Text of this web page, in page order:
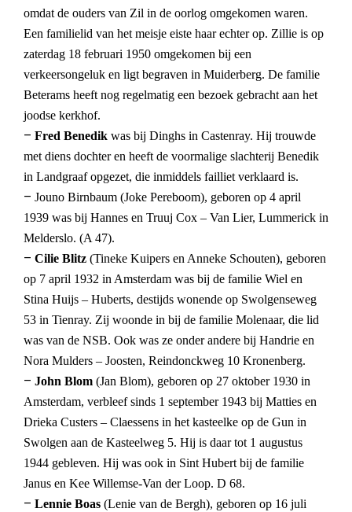
omdat de ouders van Zil in de oorlog omgekomen waren.
Een familielid van het meisje eiste haar echter op. Zillie is op
zaterdag 18 februari 1950 omgekomen bij een
verkeersongeluk en ligt begraven in Muiderberg. De familie
Beterams heeft nog regelmatig een bezoek gebracht aan het
joodse kerkhof.
– Fred Benedik was bij Dinghs in Castenray. Hij trouwde
met diens dochter en heeft de voormalige slachterij Benedik
in Landgraaf opgezet, die inmiddels failliet verklaard is.
– Jouno Birnbaum (Joke Pereboom), geboren op 4 april
1939 was bij Hannes en Truuj Cox – Van Lier, Lummerick in
Melderslo. (A 47).
– Cilie Blitz (Tineke Kuipers en Anneke Schouten), geboren
op 7 april 1932 in Amsterdam was bij de familie Wiel en
Stina Huijs – Huberts, destijds wonende op Swolgenseweg
53 in Tienray. Zij woonde in bij de familie Molenaar, die lid
was van de NSB. Ook was ze onder andere bij Handrie en
Nora Mulders – Joosten, Reindonckweg 10 Kronenberg.
– John Blom (Jan Blom), geboren op 27 oktober 1930 in
Amsterdam, verbleef sinds 1 september 1943 bij Matties en
Drieka Custers – Claessens in het kasteelke op de Gun in
Swolgen aan de Kasteelweg 5. Hij is daar tot 1 augustus
1944 gebleven. Hij was ook in Sint Hubert bij de familie
Janus en Kee Willemse-Van der Loop. D 68.
– Lennie Boas (Lenie van de Bergh), geboren op 16 juli